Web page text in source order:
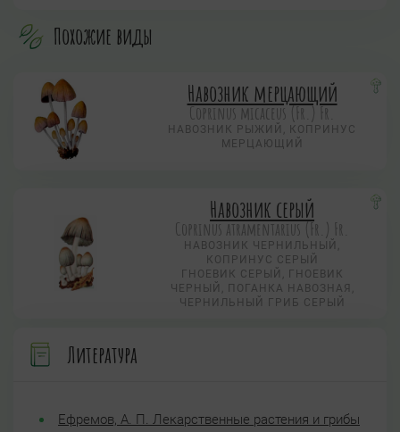
Похожие виды
Навозник мерцающий
Coprinus micaceus (Fr.) Fr.
НАВОЗНИК РЫЖИЙ, КОПРИНУС
МЕРЦАЮЩИЙ
Навозник серый
Coprinus atramentarius (Fr.) Fr.
НАВОЗНИК ЧЕРНИЛЬНЫЙ,
КОПРИНУС СЕРЫЙ
ГНОЕВИК СЕРЫЙ, ГНОЕВИК
ЧЕРНЫЙ, ПОГАНКА НАВОЗНАЯ,
ЧЕРНИЛЬНЫЙ ГРИБ СЕРЫЙ
Литература
Ефремов, А. П. Лекарственные растения и грибы